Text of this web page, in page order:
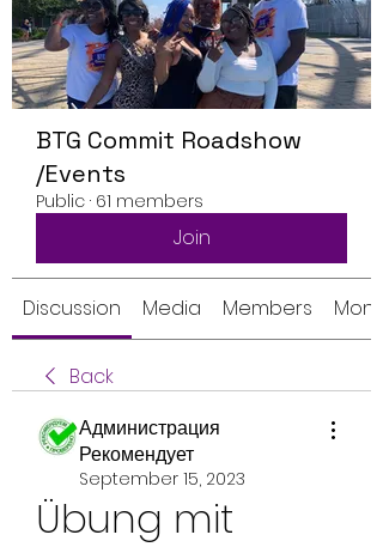
BTG Commit Roadshow
/Events
Public · 61 members
Join
Discussion Media Members
Back
Администрация
Рекомендует
September 15, 2023
Übung mit